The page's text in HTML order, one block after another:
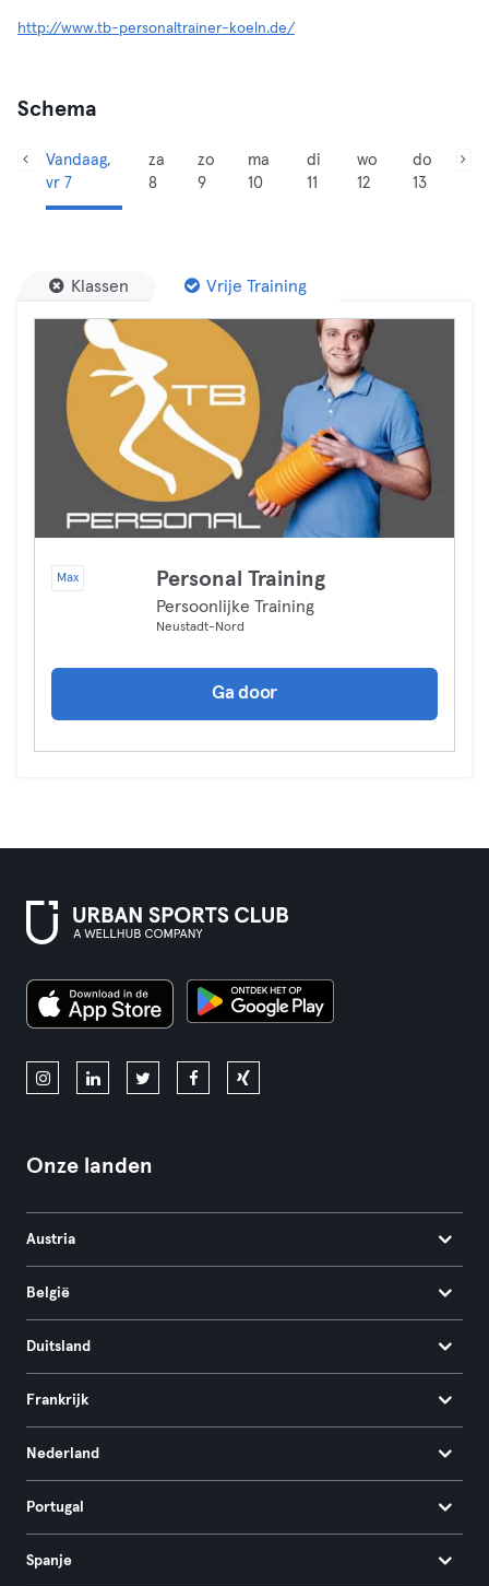
http://www.tb-personaltrainer-koeln.de/
Schema
Vandaag,
vr 7
za
8
zo
9
ma
10
di
11
wo
12
do
13
Klassen Vrije Training
Max Personal Training
Persoonlijke Training
Neustadt-Nord
Ga door
Onze landen
Austria
België
Duitsland
Frankrijk
Nederland
Portugal
Spanje